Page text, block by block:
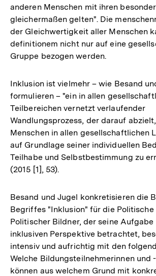
anderen Menschen mit ihren
gleichermaßen gelten". Die
der Gleichwertigkeit aller Menschen
definitionem nicht nur auf eine
Gruppe bezogen werden.
Inklusion ist vielmehr – wie Besand
formulieren – "ein in allen
Teilbereichen vernetzt verlaufender
Wandlungsprozess, der darauf
Menschen in allen gesellschaftlichen
auf Grundlage seiner individuellen
Teilhabe und Selbstbestimmung zu
(2015 [1], 53).
Besand und Jugel konkretisieren die
Begriffes "Inklusion" für die Politische
Politischer Bildner, der seine Aufgabe
inklusiven Perspektive betrachtet,
intensiv und aufrichtig mit den
Welche Bildungsteilnehmerinnen und
können aus welchem Grund mit